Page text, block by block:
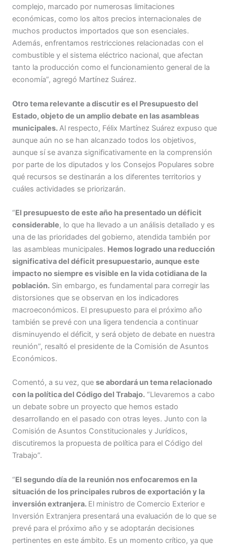
complejo, marcado por numerosas limitaciones
económicas, como los altos precios internacionales de
muchos productos importados que son esenciales.
Además, enfrentamos restricciones relacionadas con el
combustible y el sistema eléctrico nacional, que afectan
tanto la producción como el funcionamiento general de la
economía”, agregó Martínez Suárez.
Otro tema relevante a discutir es el Presupuesto del
Estado, objeto de un amplio debate en las asambleas
municipales.Al respecto, Félix Martínez Suárez expuso que
aunque aún no se han alcanzado todos los objetivos,
aunque sí se avanza significativamente en la comprensión
por parte de los diputados y los Consejos Populares sobre
qué recursos se destinarán a los diferentes territorios y
cuáles actividades se priorizarán.
“El presupuesto de este año ha presentado un déficit
considerable, lo que ha llevado a un análisis detallado y es
una de las prioridades del gobierno, atendida también por
las asambleas municipales. Hemos logrado una reducción
significativa del déficit presupuestario, aunque este
impacto no siempre es visible en la vida cotidiana de la
población. Sin embargo, es fundamental para corregir las
distorsiones que se observan en los indicadores
macroeconómicos. El presupuesto para el próximo año
también se prevé con una ligera tendencia a continuar
disminuyendo el déficit, y será objeto de debate en nuestra
reunión”, resaltó el presidente de la Comisión de Asuntos
Económicos.
Comentó, a su vez, que se abordará un tema relacionado
con la política del Código del Trabajo. “Llevaremos a cabo
un debate sobre un proyecto que hemos estado
desarrollando en el pasado con otras leyes. Junto con la
Comisión de Asuntos Constitucionales y Jurídicos,
discutiremos la propuesta de política para el Código del
Trabajo”.
“El segundo día de la reunión nos enfocaremos en la
situación de los principales rubros de exportación y la
inversión extranjera. El ministro de Comercio Exterior e
Inversión Extranjera presentará una evaluación de lo que se
prevé para el próximo año y se adoptarán decisiones
pertinentes en este ámbito. Es un momento crítico, ya que